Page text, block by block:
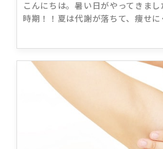
こんにちは。暑い日がやってきま
時期！！夏は代謝が落ちて、痩せ